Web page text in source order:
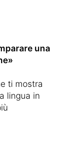
una
ti mostra
lingua in